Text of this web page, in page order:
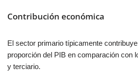
Contribución económica
El sector primario típicamente
proporción del PIB en comparación con
y terciario.